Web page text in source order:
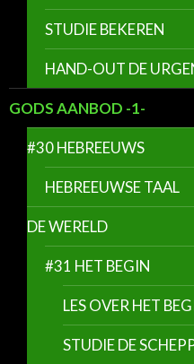
STUDIE BEKEREN
HAND-OUT DE
GODS AANBOD -1-
#30 HEBREEUWS
HEBREEUWSE TAAL
DE WERELD
#31 HET BEGIN
LES OVER HET
STUDIE DE